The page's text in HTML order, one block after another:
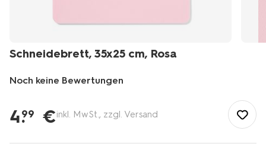
Schneidebrett, 35x25 cm, Rosa
Noch keine Bewertungen
de/kochen-
essen/kochen/kuechenutensilien/schneidebrett-
rosa-
4.
99 €inkl. MwSt., zzgl. Versand